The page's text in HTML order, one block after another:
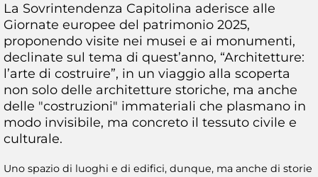
La Sovrintendenza Capitolina aderisce alle
Giornate europee del patrimonio 2025,
proponendo visite nei musei e ai monumenti,
declinate sul tema di quest’anno, “Architetture:
l’arte di costruire”, in un viaggio alla scoperta
non solo delle architetture storiche, ma anche
delle "costruzioni" immateriali che plasmano in
modo invisibile, ma concreto il tessuto civile e
culturale.
Uno spazio di luoghi e di edifici, dunque, ma anche di storie